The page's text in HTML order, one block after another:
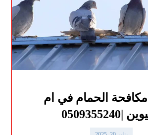
الحمام في ام
|0509355240